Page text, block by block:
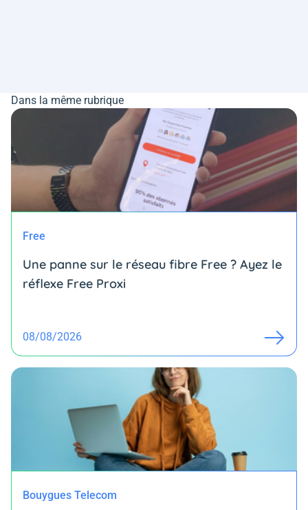
Dans la même rubrique
Free
Une panne sur le réseau fibre Free ? Ayez le
réflexe Free Proxi
08/08/2026
Bouygues Telecom